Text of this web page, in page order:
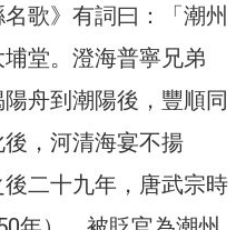
歌》有詞曰：「潮州
堂。澄海普寧兄弟
舟到潮陽後，豐順同
，河清海宴不揚
二十九年，唐武宗時